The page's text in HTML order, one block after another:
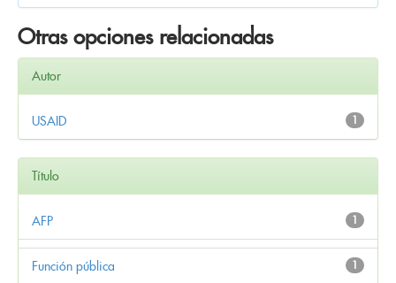
Otras opciones relacionadas
Autor
1
USAID
Título
1
AFP
1
Función pública